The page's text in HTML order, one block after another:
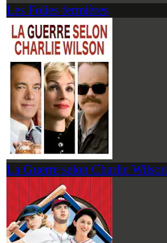
Les Folies fermières
La Guerre selon Charlie Wilson